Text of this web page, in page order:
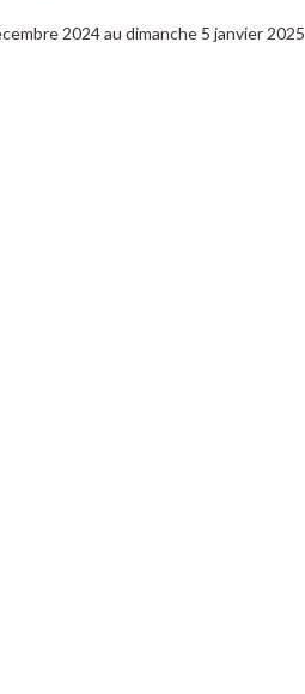
2024 au dimanche 5 janvier 2025